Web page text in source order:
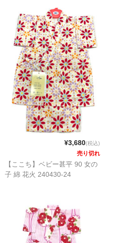
¥3,680(税込)
売り切れ
【ここち】ベビー甚平 90 女の
子 綿 花火 240430-24